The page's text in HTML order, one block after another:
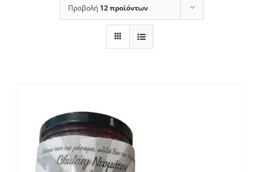
Προβολή 12 προϊόντων